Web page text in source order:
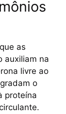
as
auxiliam na
livre ao
o
proteína